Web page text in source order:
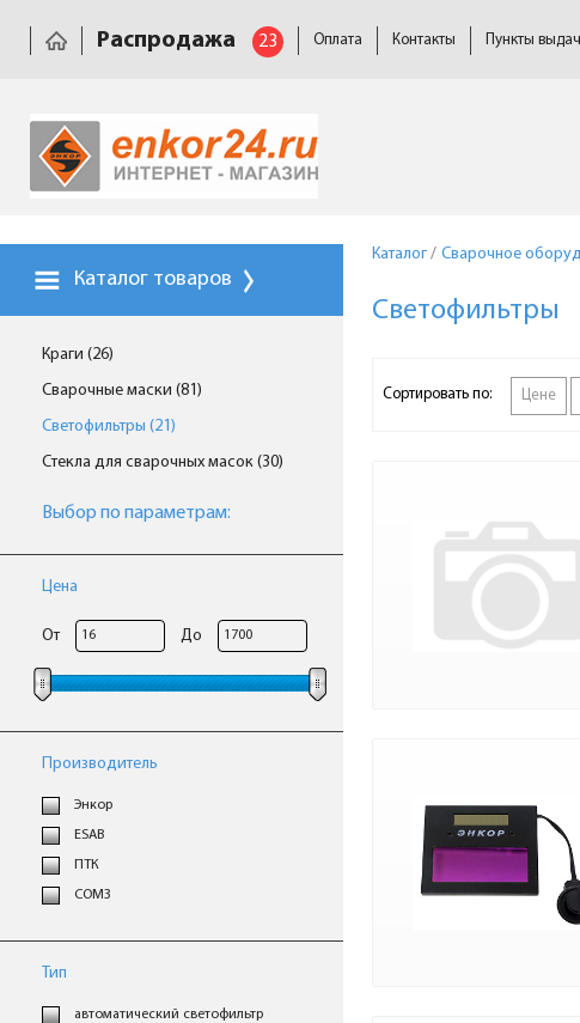
Распродажа 23 Оплата Контакты Пункты
Каталог товаров
Краги (26)
Сварочные маски (81)
Светофильтры (21)
Стекла для сварочных масок (30)
Выбор по параметрам:
Цена
От До
Производитель
Энкор
ESAB
ПТК
СОМЗ
Тип
автоматический светофильтр
Каталог / Сварочное
Светофильтры
Сортировать по: Цене